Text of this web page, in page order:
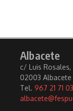
Albacete
c/ Luis Rosales,
02003 Albacete
Tel. 967 21 71 03